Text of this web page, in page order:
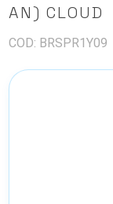
AN) CLOUD
COD: BRSPR1Y09